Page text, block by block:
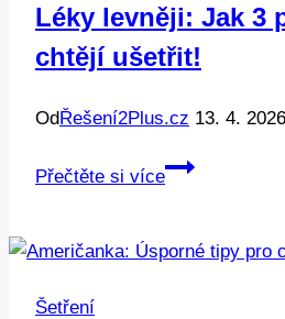
snadné!
Léky levněji: Jak 3
chtějí ušetřit!
OdŘešení2Plus.cz 13. 4. 2026
Přečtěte si více
Léky
3
Šetření